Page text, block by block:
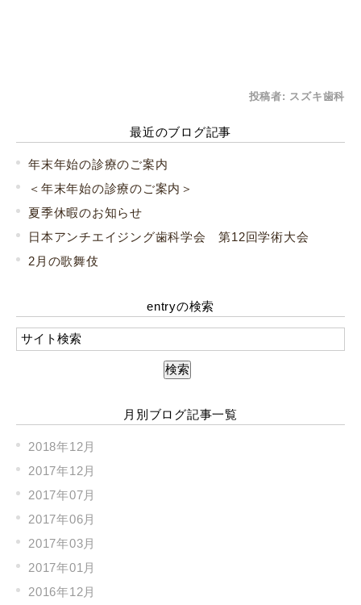
投稿者: スズキ歯科
最近のブログ記事
年末年始の診療のご案内
＜年末年始の診療のご案内＞
夏季休暇のお知らせ
日本アンチエイジング歯科学会 第12回学術大会
2月の歌舞伎
entryの検索
月別ブログ記事一覧
2018年12月
2017年12月
2017年07月
2017年06月
2017年03月
2017年01月
2016年12月